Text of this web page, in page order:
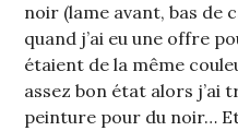
noir (lame avant, bas de
quand j’ai eu une offre
étaient de la même
assez bon état alors j’ai
peinture pour du noir…